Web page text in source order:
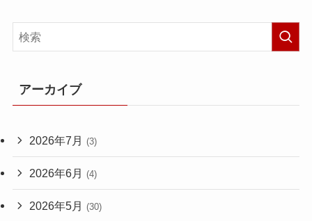
アーカイブ
2026年7月 (3)
2026年6月 (4)
2026年5月 (30)